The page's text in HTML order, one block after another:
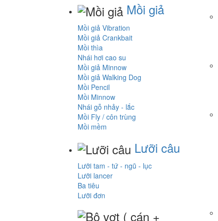
Mồi giả
Mồi giả Vibration
Mồi giả Crankbait
Mồi thìa
Nhái hơi cao su
Mồi giả Minnow
Mồi giả Walking Dog
Mồi Pencil
Mồi Minnow
Nhái gỗ nhảy - lắc
Mồi Fly / côn trùng
Mồi mềm
Lưỡi câu
Lưỡi tam - tứ - ngũ - lục
Lưỡi lancer
Ba tiêu
Lưỡi đơn